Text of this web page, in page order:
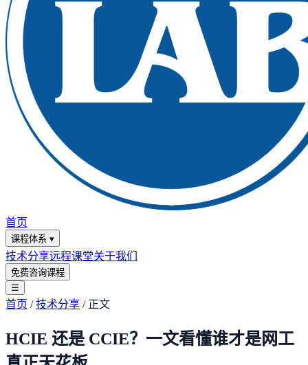
首页
课程体系 ▾
技术分享远程课堂关于我们
免费咨询课程
☰
首页 /技术分享 / 正文
HCIE 还是 CCIE？一文看懂谁才是网工